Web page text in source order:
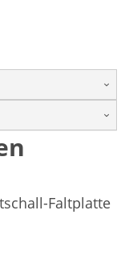
Faltplatte